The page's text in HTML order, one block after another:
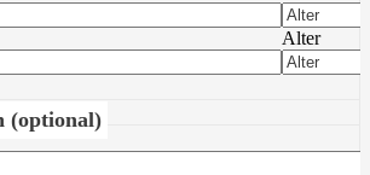
Alter
(optional)